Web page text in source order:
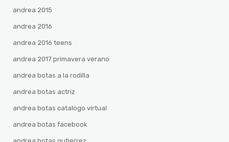
andrea 2015
andrea 2016
andrea 2016 teens
andrea 2017 primavera verano
andrea botas a la rodilla
andrea botas actriz
andrea botas catalogo virtual
andrea botas facebook